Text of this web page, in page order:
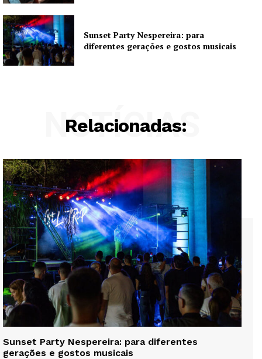
Sunset Party Nespereira: para
diferentes gerações e gostos musicais
Relacionadas:
NOTÍCIAS
Sunset Party Nespereira: para diferentes
gerações e gostos musicais